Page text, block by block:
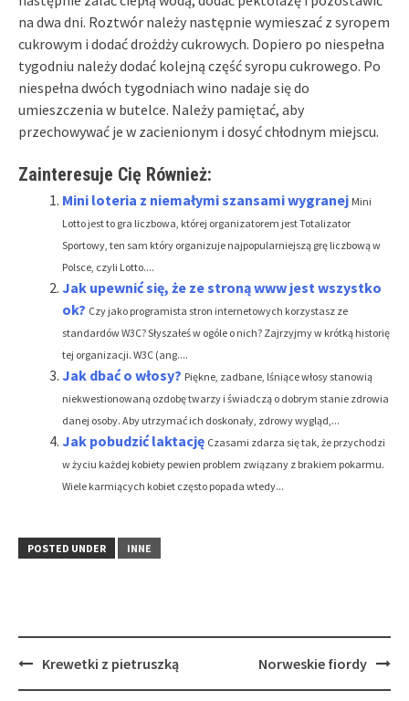
na dwa dni. Roztwór należy następnie wymieszać z syropem
cukrowym i dodać drożdży cukrowych. Dopiero po niespełna
tygodniu należy dodać kolejną część syropu cukrowego. Po
niespełna dwóch tygodniach wino nadaje się do
umieszczenia w butelce. Należy pamiętać, aby
przechowywać je w zacienionym i dosyć chłodnym miejscu.
Zainteresuje Cię Również:
Mini loteria z niemałymi szansami wygranej Mini
Lotto jest to gra liczbowa, której organizatorem jest Totalizator
Sportowy, ten sam który organizuje najpopularniejszą grę liczbową w
Polsce, czyli Lotto....
Jak upewnić się, że ze stroną www jest wszystko
ok? Czy jako programista stron internetowych korzystasz ze
standardów W3C? Słyszałeś w ogóle o nich? Zajrzyjmy w krótką historię
tej organizacji. W3C (ang....
Jak dbać o włosy? Piękne, zadbane, lśniące włosy stanowią
niekwestionowaną ozdobę twarzy i świadczą o dobrym stanie zdrowia
danej osoby. Aby utrzymać ich doskonały, zdrowy wygląd,...
Jak pobudzić laktację Czasami zdarza się tak, że przychodzi
w życiu każdej kobiety pewien problem związany z brakiem pokarmu.
Wiele karmiących kobiet często popada wtedy...
POSTED UNDER INNE
Post
navigation
Krewetki z pietruszką Norweskie fiordy